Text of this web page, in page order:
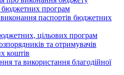
програм
паспортів бюджетних
цільових програм
та отримувачів
коштів
та використання благодійної